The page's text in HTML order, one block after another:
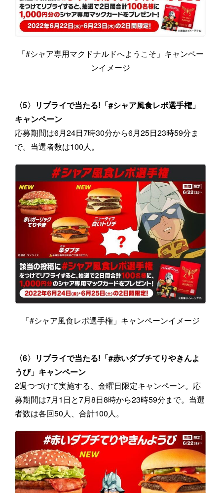
「#シャア専用マクドナルドへようこそ」キャンペー
ンイメージ
〈5〉リプライで当たる!「#シャア風食レポ選手権」
キャンペーン
応募期間は6月24日7時30分から6月25日23時59分ま
で。当選者数は100人。
「#シャア風食レポ選手権」キャンペーンイメージ
〈6〉リプライで当たる!「#赤いダブチてりやきんよ
うび」キャンペーン
2週つづけて実施する、金曜日限定キャンペーン。応
募期間は7月1日と7月8日8時から23時59分まで。当選
者数は各回50人、合計100人。